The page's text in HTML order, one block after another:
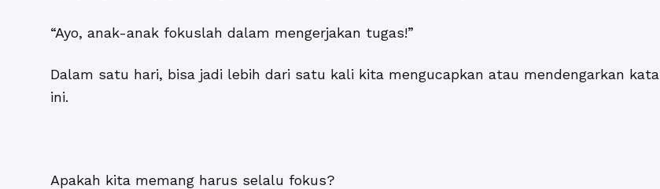
“Ayo, anak-anak fokuslah dalam mengerjakan tugas!”
Dalam satu hari, bisa jadi lebih dari satu kali kita mengucapkan atau mendengarkan kata
ini.
Apakah kita memang harus selalu fokus?